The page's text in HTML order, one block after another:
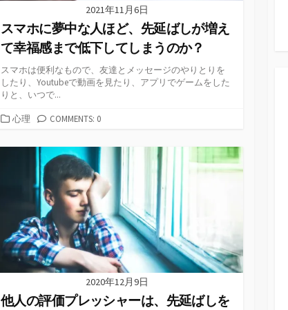
2021年11月6日
スマホに夢中な人ほど、先延ばしが増え
て幸福感まで低下してしまうのか？
スマホは便利なもので、友達とメッセージのやりとりを
したり、Youtubeで動画を見たり、アプリでゲームをした
りと、いつで...
カ
ゴ
心理 COMMENTS: 0
2020年12月9日
他人の評価プレッシャーは、先延ばしを